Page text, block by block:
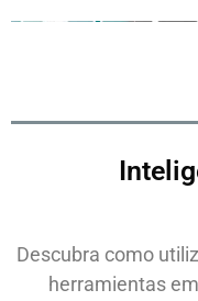
Descubra como
herramientas